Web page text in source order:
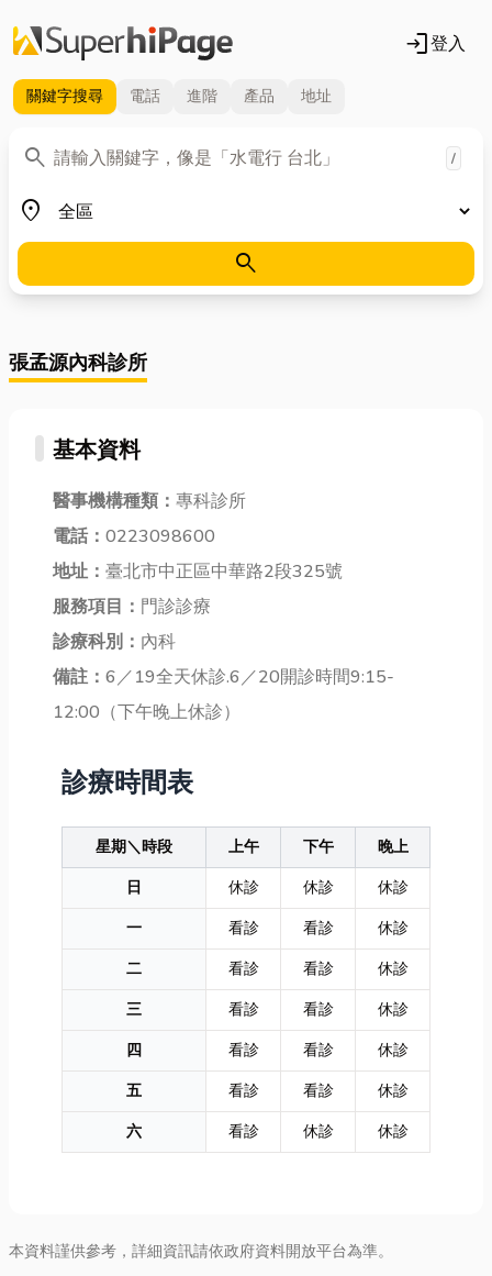
login登入
關鍵字搜尋 電話 進階 產品 地址
search
關鍵字 /
place
地區
search
張孟源內科診所
基本資料
醫事機構種類： 專科診所
電話： 0223098600
地址： 臺北市中正區中華路2段325號
服務項目： 門診診療
診療科別： 內科
備註： 6／19全天休診.6／20開診時間9:15-
12:00（下午晚上休診）
診療時間表
星期＼時段 上午 下午
晚上
日
休診 休診
休診
一
看診 看診
休診
二
看診 看診
休診
三
看診 看診
休診
四
看診 看診
休診
五
看診 看診
休診
六
看診 休診 休診
本資料謹供參考，詳細資訊請依政府資料開放平台為準。